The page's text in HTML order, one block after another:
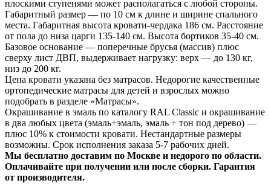
плоскими ступенями может располагаться с любой стороны.
Габаритный размер — по 10 см к длине и ширине спального
места. Габаритная высота кровати-чердака 186 см. Расстояние
от пола до низа царги 135-140 см. Высота бортиков 35-40 см.
Базовое основание — поперечные брусья (массив) плюс
сверху лист ДВП, выдерживает нагрузку: верх — до 130 кг,
низ до 200 кг.
Цена кровати указана без матрасов. Недорогие качественные
ортопедические матрасы для детей и взрослых можно
подобрать в разделе «Матрасы».
Окрашивание в эмаль по каталогу RAL Classic и окрашивание
в два любых цвета (эмаль+эмаль, эмаль + тон под дерево) —
плюс 10% к стоимости кровати. Нестандартные размеры
возможны. Срок исполнения заказа 5-7 рабочих дней.
Мы бесплатно доставим по Москве и недорого по области.
Оплачивайте при получении или после сборки. Гарантия
от производителя.